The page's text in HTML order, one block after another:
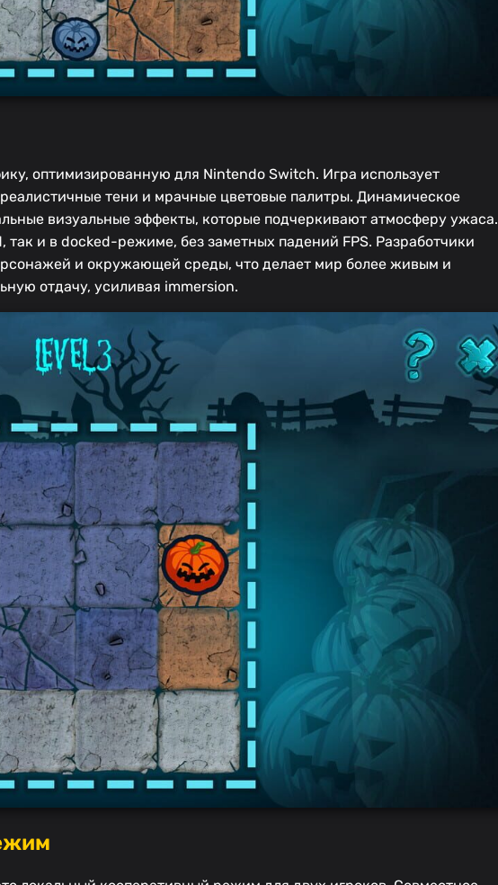
оптимизированную для Nintendo Switch. Игра использует
тени и мрачные цветовые палитры. Динамическое
визуальные эффекты, которые подчеркивают атмосферу ужаса.
так и в docked-режиме, без заметных падений FPS. Разработчики
и окружающей среды, что делает мир более живым и
отдачу, усиливая immersion.